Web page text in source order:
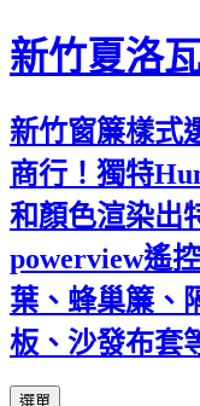
新竹夏洛
新竹窗簾樣式
商行！獨特
和顏色渲染出
powerview遙
葉、蜂巢簾、
板、沙發布套
選單